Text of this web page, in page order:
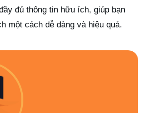
đủ thông tin hữu ích, giúp bạn
một cách dễ dàng và hiệu quả.